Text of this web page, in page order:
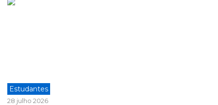
Estudantes
28 julho 2026